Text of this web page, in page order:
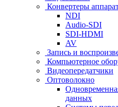
Конвертеры
NDI
Audio-SDI
SDI-HDMI
AV
Запись и
Компьютерное
Видеопередатчики
Оптоволокно
данных